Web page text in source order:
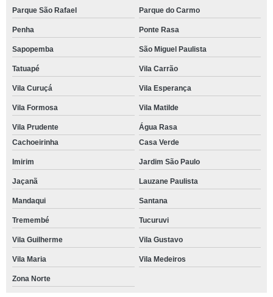
Parque São Rafael Parque do Carmo
Penha Ponte Rasa
Sapopemba São Miguel Paulista
Tatuapé Vila Carrão
Vila Curuçá Vila Esperança
Vila Formosa Vila Matilde
Vila Prudente
Água Rasa
Cachoeirinha
Casa Verde
Imirim Jardim São Paulo
Jaçanã Lauzane Paulista
Mandaqui Santana
Tremembé Tucuruvi
Vila Guilherme Vila Gustavo
Vila Maria Vila Medeiros
Zona Norte